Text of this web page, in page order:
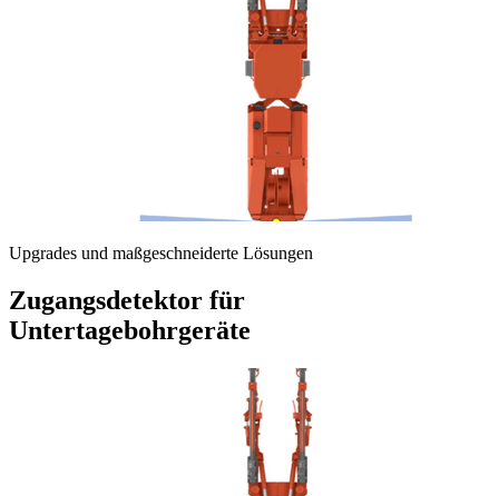
Upgrades und maßgeschneiderte Lösungen
Zugangsdetektor für
Untertagebohrgeräte